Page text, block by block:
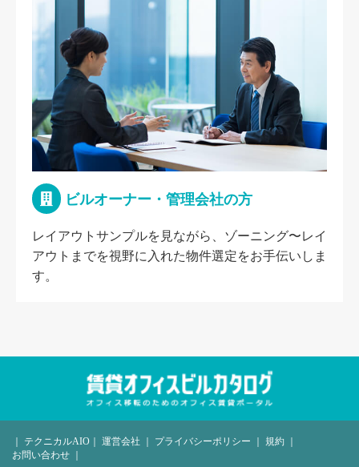
ビルオーナー・管理会社の方
レイアウトサンプルを見ながら、ゾーニング〜レイ
アウトまでを視野に入れた物件選定をお手伝いしま
す。
テクニカルAIO 運営会社 プライバシーポリシー 規約
お問い合わせ